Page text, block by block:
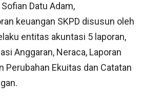
Datu Adam,
keuangan SKPD disusun oleh
entitas akuntasi 5 laporan,
Anggaran, Neraca, Laporan
Perubahan Ekuitas dan Catatan